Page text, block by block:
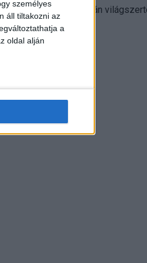
személyes
áll tiltakozni az
a
oldal alján
Electronics platformján
Leonardo...